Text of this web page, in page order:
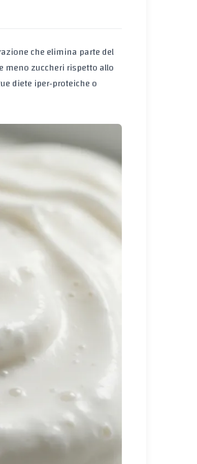
che elimina parte del
meno zuccheri rispetto allo
diete iper‑proteiche o